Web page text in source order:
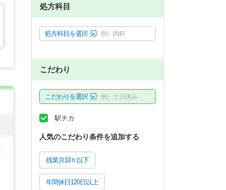
処方科目
処方科目を選択 例）内科
こだわり
こだわりを選択 例）土日休み
駅チカ
人気のこだわり条件を追加する
残業月10ｈ以下
年間休日120日以上